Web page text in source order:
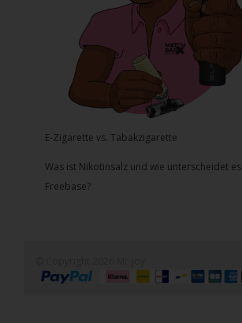
E-Zigarette vs. Tabakzigarette
Was ist Nikotinsalz und wie unterscheidet
Freebase?